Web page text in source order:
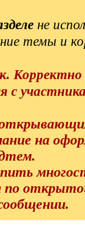
не
темы и
с
на
по